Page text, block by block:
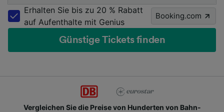
Erhalten Sie bis zu 20 % Rabatt
auf Aufenthalte mit Genius
Booking.com
Günstige Tickets finden
Sie die Preise von Hunderten von Bahn-